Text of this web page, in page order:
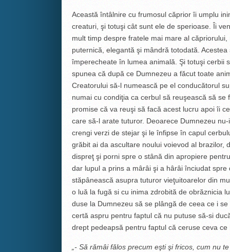
Această întâlnire cu frumosul căprior îi umplu
creaturi, şi totuşi cât sunt ele de sperioase. Îi
mult timp despre fratele mai mare al
puternică, elegantă şi mândră totodată.
împerecheate în lumea animală. Şi totuşi cerbii
spunea că după ce Dumnezeu a făcut toate
Creatorului să-l numească pe el conducătorul
numai cu condiţia ca cerbul să reuşească să
promise că va reuşi să facă acest lucru apoi îi
care să-l arate tuturor. Deoarece Dumnezeu
crengi verzi de stejar şi le înfipse în capul
grăbit ai da ascultare noului voievod al brazilor,
dispreţ şi porni spre o stână din apropiere
dar lupul a prins a mârâi şi a hârâi înciudat
stăpânească asupra tuturor vieţuitoarelor din
o luă la fugă si cu inima zdrobită de obrăznicia
duse la Dumnezeu să se plângă de ceea ce i
certă aspru pentru faptul că nu putuse să-si
drept pedeapsă pentru faptul că ceruse ceva
„- Să rămâi fălos precum eşti şi fricos, cum nu